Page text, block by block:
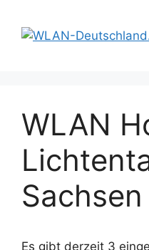
Inhalt
springen
WLAN
Sachsen
Es gibt derzeit 3